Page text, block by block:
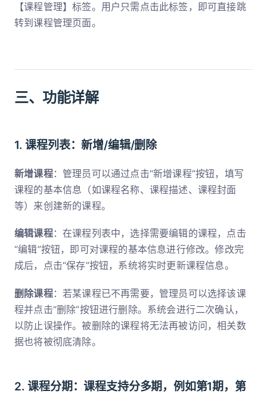
【课程管理】标签。用户只需点击此标签，即可直接跳
转到课程管理页面。
三、功能详解
1. 课程列表：新增/编辑/删除
新增课程：管理员可以通过点击“新增课程”按钮，填写
课程的基本信息（如课程名称、课程描述、课程封面
等）来创建新的课程。
编辑课程：在课程列表中，选择需要编辑的课程，点击
“编辑”按钮，即可对课程的基本信息进行修改。修改完
成后，点击“保存”按钮，系统将实时更新课程信息。
删除课程：若某课程已不再需要，管理员可以选择该课
程并点击“删除”按钮进行删除。系统会进行二次确认，
以防止误操作。被删除的课程将无法再被访问，相关数
据也将被彻底清除。
2. 课程分期：课程支持分多期，例如第1期，第